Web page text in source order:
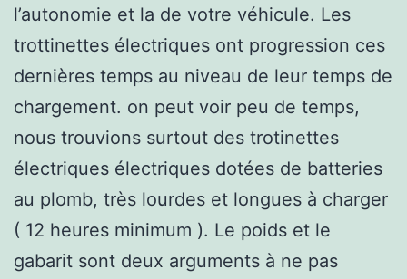
l’autonomie et la de votre véhicule. Les
trottinettes électriques ont progression ces
dernières temps au niveau de leur temps de
chargement. on peut voir peu de temps,
nous trouvions surtout des trotinettes
électriques électriques dotées de batteries
au plomb, très lourdes et longues à charger
( 12 heures minimum ). Le poids et le
gabarit sont deux arguments à ne pas